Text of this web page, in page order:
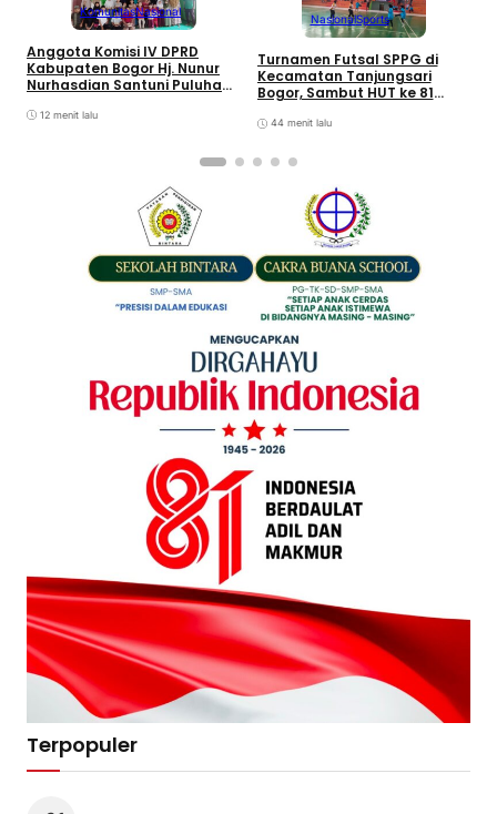
KomunitasNasional
Anggota Komisi IV DPRD
Kabupaten Bogor Hj. Nunur
Nurhasdian Santuni Puluhan
12 menit lalu
NasionalSports
Turnamen Futsal SPPG di
Kecamatan Tanjungsari
Bogor, Sambut HUT ke 81
Indonesia
44 menit lalu
Terpopuler